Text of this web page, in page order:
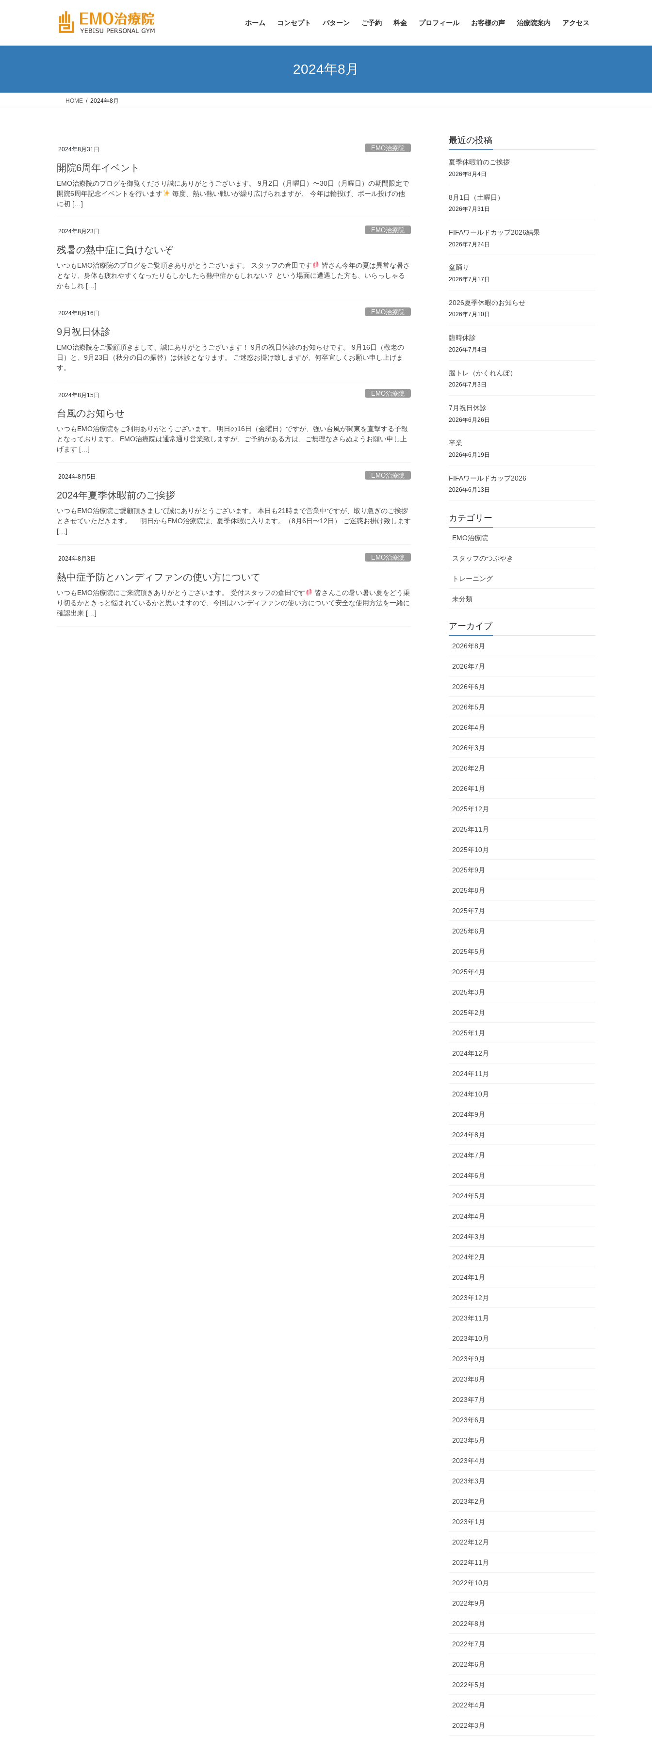
ホーム コンセプト パターン ご予約 料金 プロフィール お客様の声 治療院案内 アクセス
2024年8月
HOME 2024年8月
2024年8月31日 EMO治療院
開院6周年イベント
EMO治療院のブログを御覧くださり誠にありがとうございます。 9月2日（月曜日）〜30日（月曜日）の期間限定で
開院6周年記念イベントを行います
毎度、熱い熱い戦いが繰り広げられますが、 今年は輪投げ、ボール投げの他
に初 […]
2024年8月23日 EMO治療院
残暑の熱中症に負けないぞ
いつもEMO治療院のブログをご覧頂きありがとうございます。 スタッフの倉田です
皆さん今年の夏は異常な暑さ
となり、身体も疲れやすくなったりもしかしたら熱中症かもしれない？ という場面に遭遇した方も、いらっしゃる
かもしれ […]
2024年8月16日 EMO治療院
9月祝日休診
EMO治療院をご愛顧頂きまして、誠にありがとうございます！ 9月の祝日休診のお知らせです。 9月16日（敬老の
日）と、9月23日（秋分の日の振替）は休診となります。 ご迷惑お掛け致しますが、何卒宜しくお願い申し上げま
す。
2024年8月15日 EMO治療院
台風のお知らせ
いつもEMO治療院をご利用ありがとうございます。 明日の16日（金曜日）ですが、強い台風が関東を直撃する予報
となっております。 EMO治療院は通常通り営業致しますが、ご予約がある方は、ご無理なさらぬようお願い申し上
げます […]
2024年8月5日 EMO治療院
2024年夏季休暇前のご挨拶
いつもEMO治療院ご愛顧頂きまして誠にありがとうございます。 本日も21時まで営業中ですが、取り急ぎのご挨拶
とさせていただきます。 明日からEMO治療院は、夏季休暇に入ります。（8月6日〜12日） ご迷惑お掛け致します
[…]
2024年8月3日 EMO治療院
熱中症予防とハンディファンの使い方について
いつもEMO治療院にご来院頂きありがとうございます。 受付スタッフの倉田です
皆さんこの暑い暑い夏をどう乗
り切るかときっと悩まれているかと思いますので、今回はハンディファンの使い方について安全な使用方法を一緒に
確認出来 […]
最近の投稿
夏季休暇前のご挨拶
2026年8月4日
8月1日（土曜日）
2026年7月31日
FIFAワールドカップ2026結果
2026年7月24日
盆踊り
2026年7月17日
2026夏季休暇のお知らせ
2026年7月10日
臨時休診
2026年7月4日
脳トレ（かくれんぼ）
2026年7月3日
7月祝日休診
2026年6月26日
卒業
2026年6月19日
FIFAワールドカップ2026
2026年6月13日
カテゴリー
EMO治療院
スタッフのつぶやき
トレーニング
未分類
アーカイブ
2026年8月
2026年7月
2026年6月
2026年5月
2026年4月
2026年3月
2026年2月
2026年1月
2025年12月
2025年11月
2025年10月
2025年9月
2025年8月
2025年7月
2025年6月
2025年5月
2025年4月
2025年3月
2025年2月
2025年1月
2024年12月
2024年11月
2024年10月
2024年9月
2024年8月
2024年7月
2024年6月
2024年5月
2024年4月
2024年3月
2024年2月
2024年1月
2023年12月
2023年11月
2023年10月
2023年9月
2023年8月
2023年7月
2023年6月
2023年5月
2023年4月
2023年3月
2023年2月
2023年1月
2022年12月
2022年11月
2022年10月
2022年9月
2022年8月
2022年7月
2022年6月
2022年5月
2022年4月
2022年3月